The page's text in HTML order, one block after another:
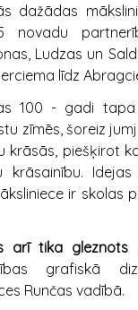
dažādas
novadu
Ludzas un
līdz
100 - gadi
zīmēs, šoreiz
krāsās, piešķirot
krāsainību.
ir skolas
arī tika gleznots
grafiskā
Runčas vadībā.